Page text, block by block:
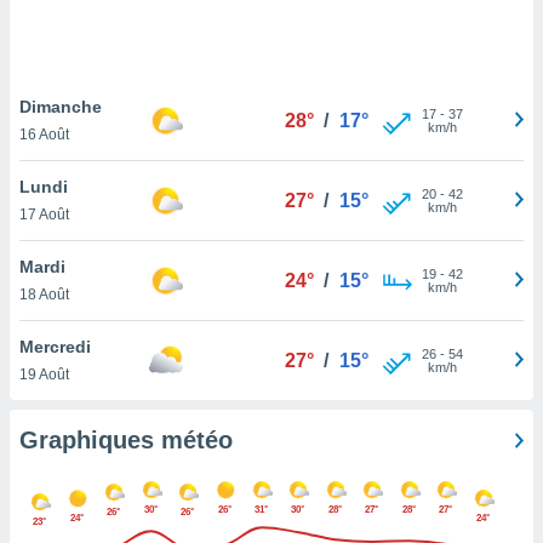
pas
de
à
cas,
que
sur le
ne
Dimanche
16 Août
28° / 17° 17- 37
km/h
Lundi
17 Août
27° / 15° 20- 42
km/h
Mardi
18 Août
24° / 15° 19- 42
km/h
Mercredi
19 Août
27° / 15° 26- 54
km/h
Graphiques météo
23° 24°
26° 30° 26° 26° 31° 30° 28° 27° 28° 27°
24°